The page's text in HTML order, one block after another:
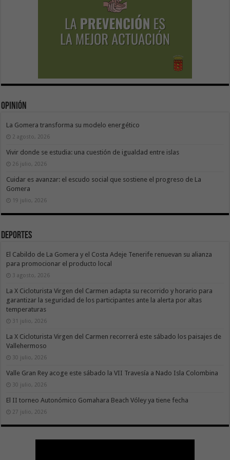
Opinión
La Gomera transforma su modelo energético
2 agosto, 2026
Vivir donde se estudia: una cuestión de igualdad entre islas
26 julio, 2026
Cuidar es avanzar: el escudo social que sostiene el progreso de La
Gomera
19 julio, 2026
Deportes
El Cabildo de La Gomera y el Costa Adeje Tenerife renuevan su alianza
para promocionar el producto local
3 agosto, 2026
La X Cicloturista Virgen del Carmen adapta su recorrido y horario para
garantizar la seguridad de los participantes ante la alerta por altas
temperaturas
31 julio, 2026
La X Cicloturista Virgen del Carmen recorrerá este sábado los paisajes de
Vallehermoso
30 julio, 2026
Valle Gran Rey acoge este sábado la VII Travesía a Nado Isla Colombina
30 julio, 2026
El II torneo Autonómico Gomahara Beach Vóley ya tiene fecha
27 julio, 2026